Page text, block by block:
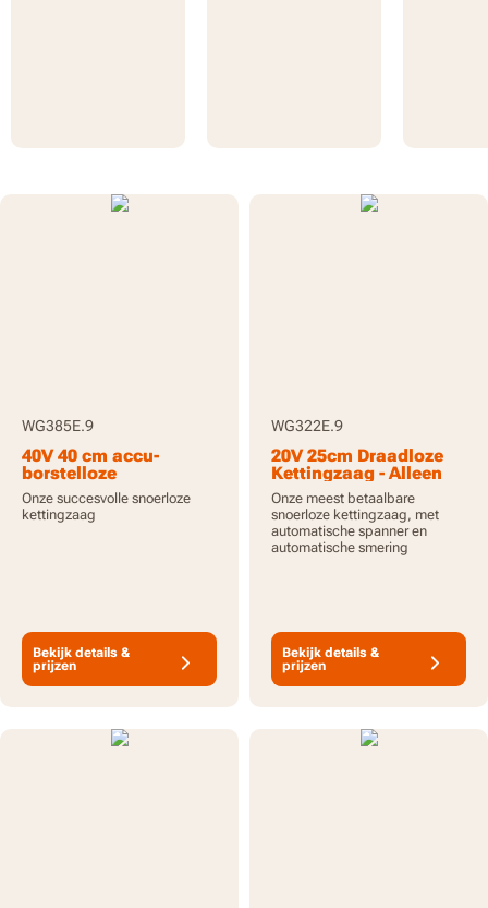
WG385E.9
40V 40 cm accu-
borstelloze
kettingzaag - alleen
gereedschap
Onze succesvolle snoerloze
kettingzaag
Bekijk details &
prijzen
WG322E.9
20V 25cm Draadloze
Kettingzaag - Alleen
gereedschap
Onze meest betaalbare
snoerloze kettingzaag, met
automatische spanner en
automatische smering
Bekijk details &
prijzen